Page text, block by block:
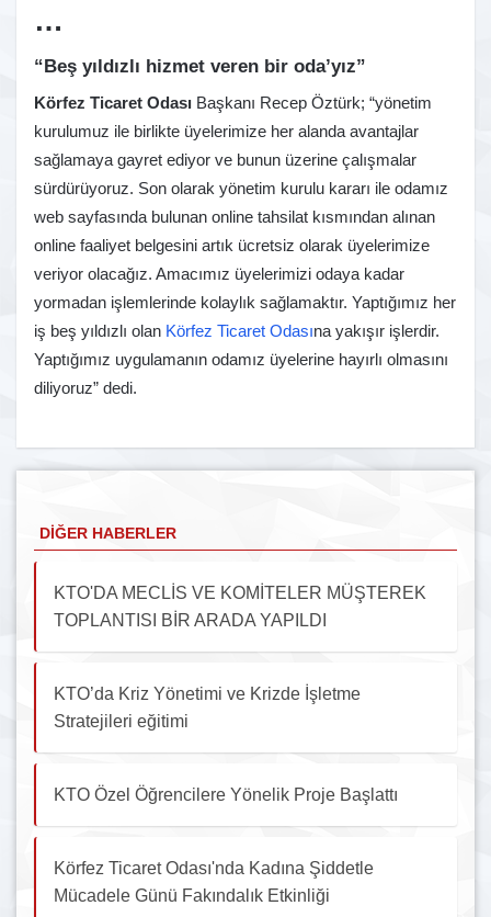
…
“Beş yıldızlı hizmet veren bir oda’yız”
Körfez Ticaret Odası Başkanı Recep Öztürk; “yönetim
kurulumuz ile birlikte üyelerimize her alanda avantajlar
sağlamaya gayret ediyor ve bunun üzerine çalışmalar
sürdürüyoruz. Son olarak yönetim kurulu kararı ile odamız
web sayfasında bulunan online tahsilat kısmından alınan
online faaliyet belgesini artık ücretsiz olarak üyelerimize
veriyor olacağız. Amacımız üyelerimizi odaya kadar
yormadan işlemlerinde kolaylık sağlamaktır. Yaptığımız her
iş beş yıldızlı olan Körfez Ticaret Odasına yakışır işlerdir.
Yaptığımız uygulamanın odamız üyelerine hayırlı olmasını
diliyoruz” dedi.
DIĞER HABERLER
KTO'DA MECLİS VE KOMİTELER MÜŞTEREK
TOPLANTISI BİR ARADA YAPILDI
KTO’da Kriz Yönetimi ve Krizde İşletme
Stratejileri eğitimi
KTO Özel Öğrencilere Yönelik Proje Başlattı
Körfez Ticaret Odası'nda Kadına Şiddetle
Mücadele Günü Fakındalık Etkinliği